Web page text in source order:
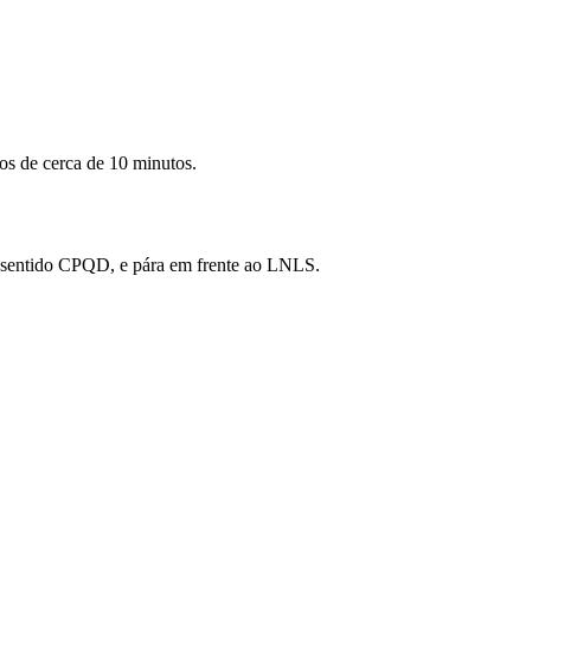
de cerca de 10 minutos.
CPQD, e pára em frente ao LNLS.